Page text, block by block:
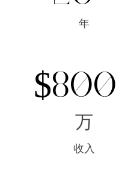
年
$800
万
收入